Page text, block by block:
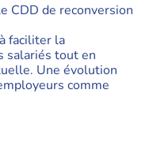
CDD de reconversion
faciliter la
salariés tout en
Une évolution
comme